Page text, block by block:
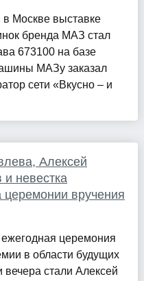
Москве выставке
бренда МАЗ стал
673100 на базе
МАЗу заказал
сети «Вкусно – и
Алексей
невестка
вручения
церемония
в области будущих
стали Алексей